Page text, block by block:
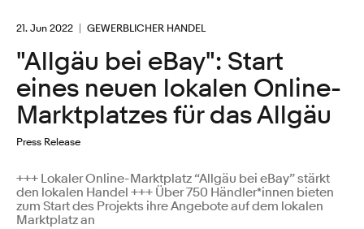
21. Jun 2022 GEWERBLICHER HANDEL
"Allgäu bei eBay": Start
eines neuen lokalen Online-
Marktplatzes für das Allgäu
Press Release
+++ Lokaler Online-Marktplatz “Allgäu bei eBay” stärkt
den lokalen Handel +++ Über 750 Händler*innen bieten
zum Start des Projekts ihre Angebote auf dem lokalen
Marktplatz an